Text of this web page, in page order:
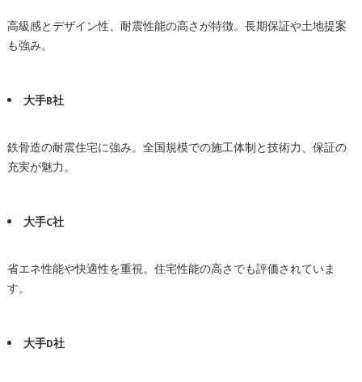
高級感とデザイン性、耐震性能の高さが特徴。長期保証や土地提案
も強み。
大手B社
鉄骨造の耐震住宅に強み。全国規模での施工体制と技術力、保証の
充実が魅力。
大手C社
省エネ性能や快適性を重視。住宅性能の高さでも評価されていま
す。
大手D社